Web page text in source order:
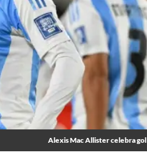
Alexis Mac Allister celebra